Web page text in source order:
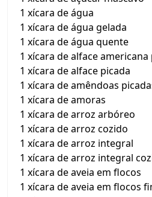
1 xícara de água
1 xícara de água gelada
1 xícara de água quente
1 xícara de alface americana
1 xícara de alface picada
1 xícara de amêndoas
1 xícara de amoras
1 xícara de arroz arbóreo
1 xícara de arroz cozido
1 xícara de arroz integral
1 xícara de arroz integral
1 xícara de aveia em flocos
1 xícara de aveia em flocos